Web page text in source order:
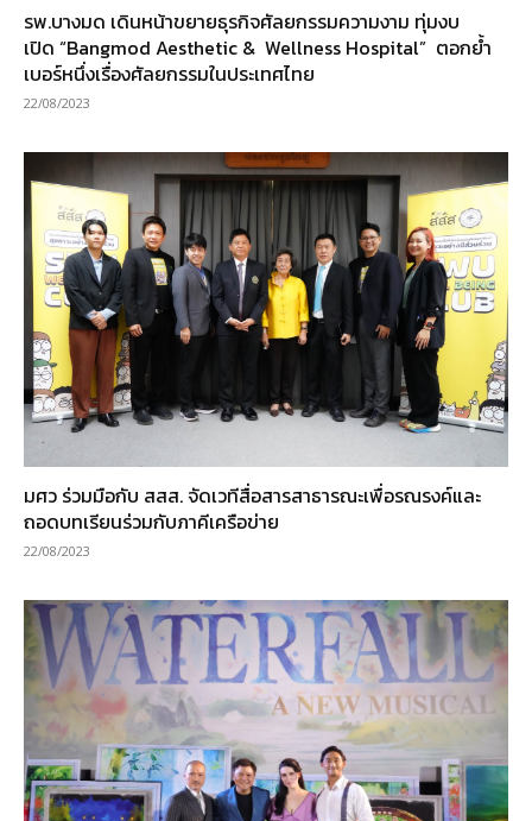
รพ.บางมด เดินหน้าขยายธุรกิจศัลยกรรมความงาม ทุ่มงบ
เปิด “Bangmod Aesthetic & Wellness Hospital” ตอกย้ำ
เบอร์หนึ่งเรื่องศัลยกรรมในประเทศไทย
22/08/2023
มศว ร่วมมือกับ สสส. จัดเวทีสื่อสารสาธารณะเพื่อรณรงค์และ
ถอดบทเรียนร่วมกับภาคีเครือข่าย
22/08/2023